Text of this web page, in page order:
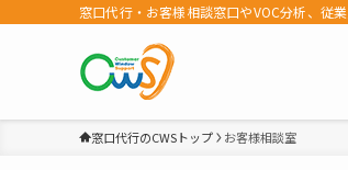
窓口代行・お客様相談窓口やVOC分析、従
窓口代行のCWSトップ お客様相談室